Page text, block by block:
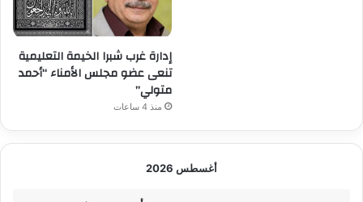
إدارة غرب شبرا الخيمة التعليمية
تنعى عضو مجلس الأمناء “أحمد
متولي”
منذ 4 ساعات
أغسطس 2026